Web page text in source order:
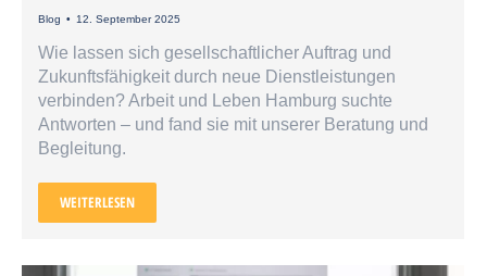
Blog 12. September 2025
Wie lassen sich gesellschaftlicher Auftrag und
Zukunftsfähigkeit durch neue Dienstleistungen
verbinden? Arbeit und Leben Hamburg suchte
Antworten – und fand sie mit unserer Beratung und
Begleitung.
WEITERLESEN